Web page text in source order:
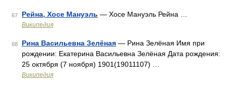
67 Рейна, Хосе Мануэль — Хосе Мануэль Рейна …
Википедия
68 Рина Васильевна Зелёная — Рина Зелёная Имя при
рождении: Екатерина Васильевна Зелёная Дата рождения:
25 октября (7 ноября) 1901(19011107) …
Википедия